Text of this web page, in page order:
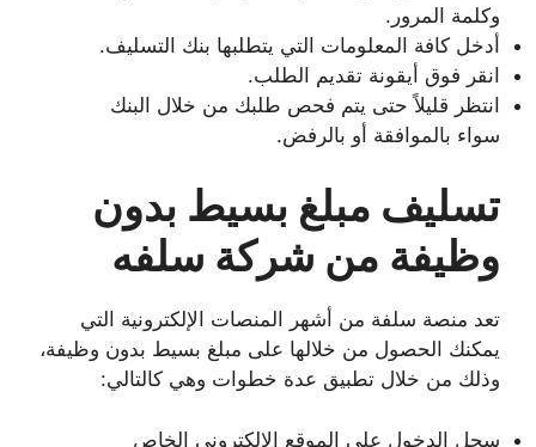
وكلمة المرور.
أدخل كافة المعلومات التي يتطلبها بنك التسليف.
انقر فوق أيقونة تقديم الطلب.
انتظر قليلاً حتى يتم فحص طلبك من خلال البنك
سواء بالموافقة أو بالرفض.
تسليف مبلغ بسيط بدون
وظيفة من شركة سلفه
تعد منصة سلفة من أشهر المنصات الإلكترونية التي
يمكنك الحصول من خلالها على مبلغ بسيط بدون وظيفة،
وذلك من خلال تطبيق عدة خطوات وهي كالتالي:
سجل الدخول على الموقع الإلكتروني الخاص